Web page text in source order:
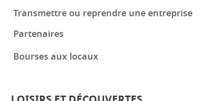
Transmettre ou reprendre une entreprise
Partenaires
Bourses aux locaux